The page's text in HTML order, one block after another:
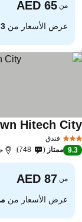
من
عرض الأسعار من3 مواقع
فندق
Hitech
9.3 ممتاز 748
من
عرض الأسعار من